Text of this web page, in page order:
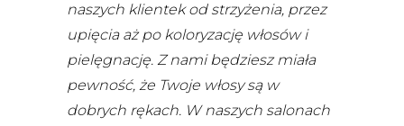
naszych klientek od strzyżenia, przez
upięcia aż po koloryzację włosów i
pielęgnację. Z nami będziesz miała
pewność, że Twoje włosy są w
dobrych rękach. W naszych salonach